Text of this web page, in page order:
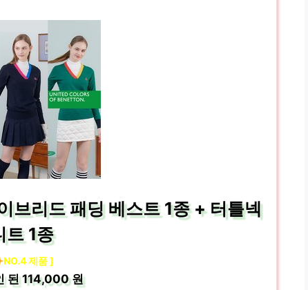
브리드 패딩 베스트 1종 + 터틀넥
트 1종
NO.4 제품 ]
된114,000 원